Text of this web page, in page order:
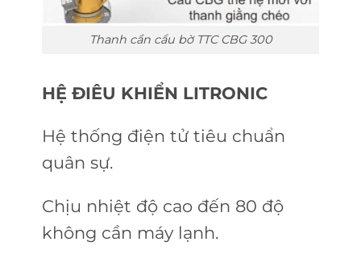
Thanh cần cẩu bờ TTC CBG 300
HỆ ĐIÊU KHIỂN LITRONIC
Hệ thống điện tử tiêu chuẩn
quân sự.
Chịu nhiệt độ cao đến 80 độ
không cần máy lạnh.